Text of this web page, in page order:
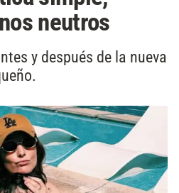
neutros
y después de la nueva